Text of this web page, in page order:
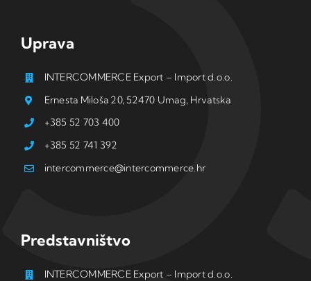
Uprava
INTERCOMMERCE Export – Import d.o.o.
Ernesta Miloša 20, 52470 Umag, Hrvatska
+385 52 703 400
+385 52 741 392
intercommerce@intercommerce.hr
Predstavništvo
INTERCOMMERCE Export – Import d.o.o.